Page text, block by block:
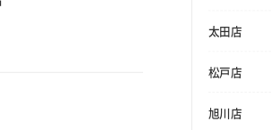
太田店
松戸店
旭川店